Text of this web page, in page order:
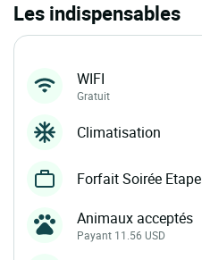
Les indispensables
WIFI
Gratuit
Climatisation
Forfait Soirée Etape
Animaux acceptés
Payant 11.56 USD